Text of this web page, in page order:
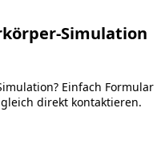
Simulation
Einfach Formular
direkt kontaktieren.